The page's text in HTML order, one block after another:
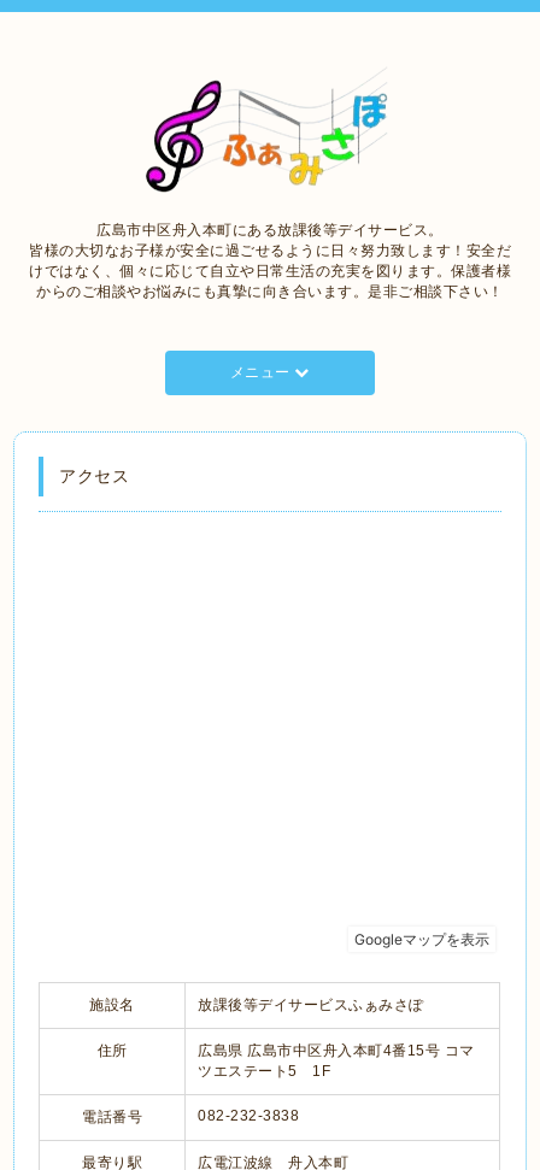
広島市中区舟入本町にある放課後等デイサービス。
皆様の大切なお子様が安全に過ごせるように日々努力致します！安全だ
けではなく、個々に応じて自立や日常生活の充実を図ります。保護者様
からのご相談やお悩みにも真摯に向き合います。是非ご相談下さい！
メニュー
アクセス
施設名 放課後等デイサービスふぁみさぽ
住所
広島県 広島市中区舟入本町4番15号 コマ
ツエステート5 1F
電話番号 082-232-3838
最寄り駅 広電江波線 舟入本町